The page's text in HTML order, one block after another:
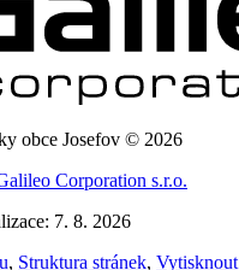
obce Josefov © 2026
Corporation s.r.o.
7. 8. 2026
, Struktura stránek, Vytisknout